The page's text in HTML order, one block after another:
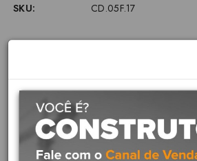
SKU:
CD.05F.17